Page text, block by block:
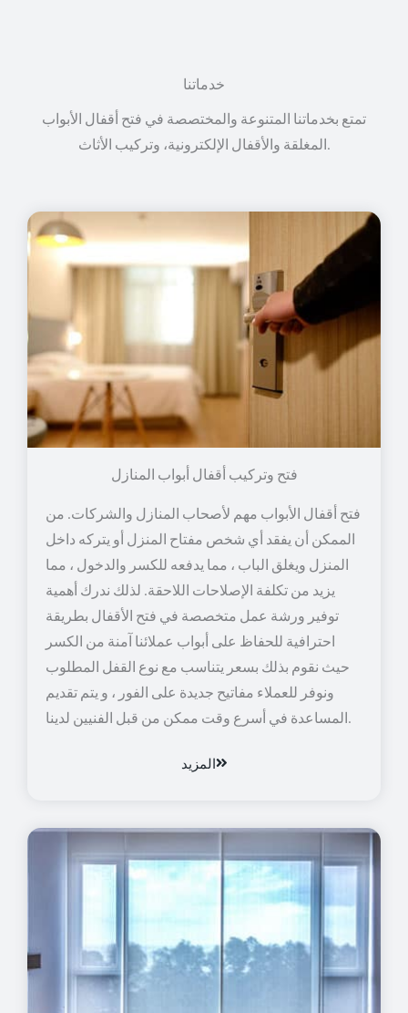
خدماتنا
تمتع بخدماتنا المتنوعة والمختصصة في فتح أقفال الأبواب
فتح وتركيب أقفال أبواب المنازل
فتح أقفال الأبواب مهم لأصحاب المنازل والشركات. من
الممكن أن يفقد أي شخص مفتاح المنزل أو يتركه داخل
المنزل ويغلق الباب ، مما يدفعه للكسر والدخول ، مما
يزيد من تكلفة الإصلاحات اللاحقة. لذلك ندرك أهمية
توفير ورشة عمل متخصصة في فتح الأقفال بطريقة
احترافية للحفاظ على أبواب عملائنا آمنة من الكسر
حيث نقوم بذلك بسعر يتناسب مع نوع القفل المطلوب
ونوفر للعملاء مفاتيح جديدة على الفور ، و يتم تقديم
المساعدة في أسرع وقت ممكن من قبل الفنيين لدينا.
المزيد